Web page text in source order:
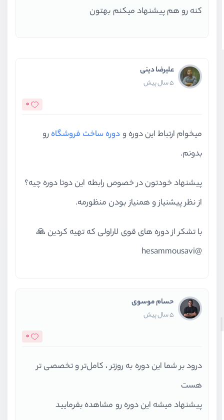
کنه رو هم پیشنهاد میکنم بهتون
علیرضا دینی
5 سال پیش
0
میخوام ارتباط این دوره ودوره ساخت فروشگاه رو
بدونم.
پیشنهاد خودتون در خصوص رابطه این دوتا دوره چیه؟
از نظر پیشنیاز و همنیاز بودن منظورمه.
با تشکر از دوره های قوی لاراولی که تهیه کردین 🙏
@hesammousavi
حسام موسوی
5 سال پیش
0
درود بر شما این دوره به روزتر ، کامل‌تر و تخصصی تر
هست
پیشنهاد میشه این دوره رو مشاهده بفرمایید